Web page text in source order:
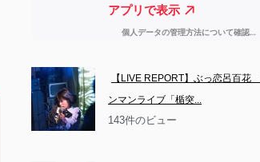
【LIVE REPORT】ぶっ恋呂百花
ンマンライブ「楯突...
143件のビュー